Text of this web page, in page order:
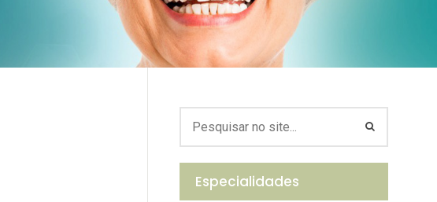
Especialidades